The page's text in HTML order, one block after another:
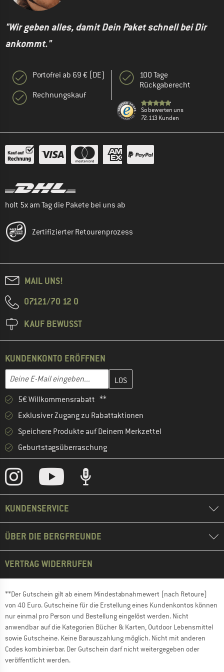
"Wir geben alles, damit Dein Paket schnell bei Dir
ankommt."
Portofrei ab 69 € (DE)
Rechnungskauf
100 Tage
Rückgaberecht
So bewerten uns
72.113 Kunden
holt 5x am Tag die Pakete bei uns ab
Zertifizierter Retourenprozess
MAIL UNS!
07121/70 12 0
KAUF BEWUSST
KUNDENKONTO ERÖFFNEN
E-Mail-Adresse
Gib hier deine E-Mail-Adresse ein und erstelle im nächsten
5€ Willkommensrabatt **
Exklusiver Zugang zu Rabattaktionen
Speichere Produkte auf Deinem Merkzettel
Geburtstagsüberraschung
KUNDENSERVICE
ÜBER DIE BERGFREUNDE
VERTRAG WIDERRUFEN
**Der Gutschein gilt ab einem Mindestabnahmewert (nach Retoure)
von 40 Euro. Gutscheine für die Erstellung eines Kundenkontos können
nur einmal pro Person und Bestellung eingelöst werden. Nicht
anwendbar auf die Kategorien Bücher & Karten, Outdoor Lebensmittel
sowie Gutscheine. Keine Barauszahlung möglich. Nicht mit anderen
Codes kombinierbar. Der Gutschein darf nicht weitergegeben oder
veröffentlicht werden.